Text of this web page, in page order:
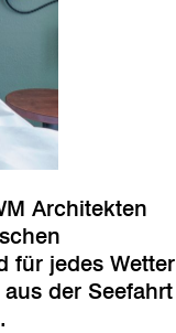
Architekten
für jedes Wetter
der Seefahrt